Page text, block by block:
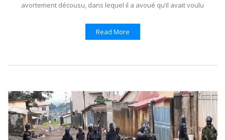
avortement décousu, dans lequel il a avoué qu’il avait voulu
Read More